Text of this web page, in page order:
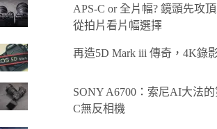
APS-C or 全片幅? 鏡頭先攻
從拍片看片幅選擇
再造5D Mark iii 傳奇，4K錄
SONY A6700：索尼AI大法
C無反相機